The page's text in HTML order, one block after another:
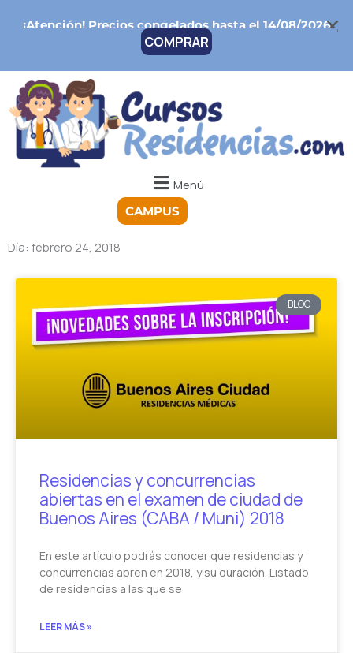
¡Atención!Precios congelados hasta el 14/08/2026
COMPRAR
Menú
CAMPUS
Día: febrero 24, 2018
BLOG
Residencias y concurrencias
abiertas en el examen de ciudad de
Buenos Aires (CABA / Muni) 2018
En este artículo podrás conocer que residencias y
concurrencias abren en 2018, y su duración. Listado
de residencias a las que se
LEER MÁS »